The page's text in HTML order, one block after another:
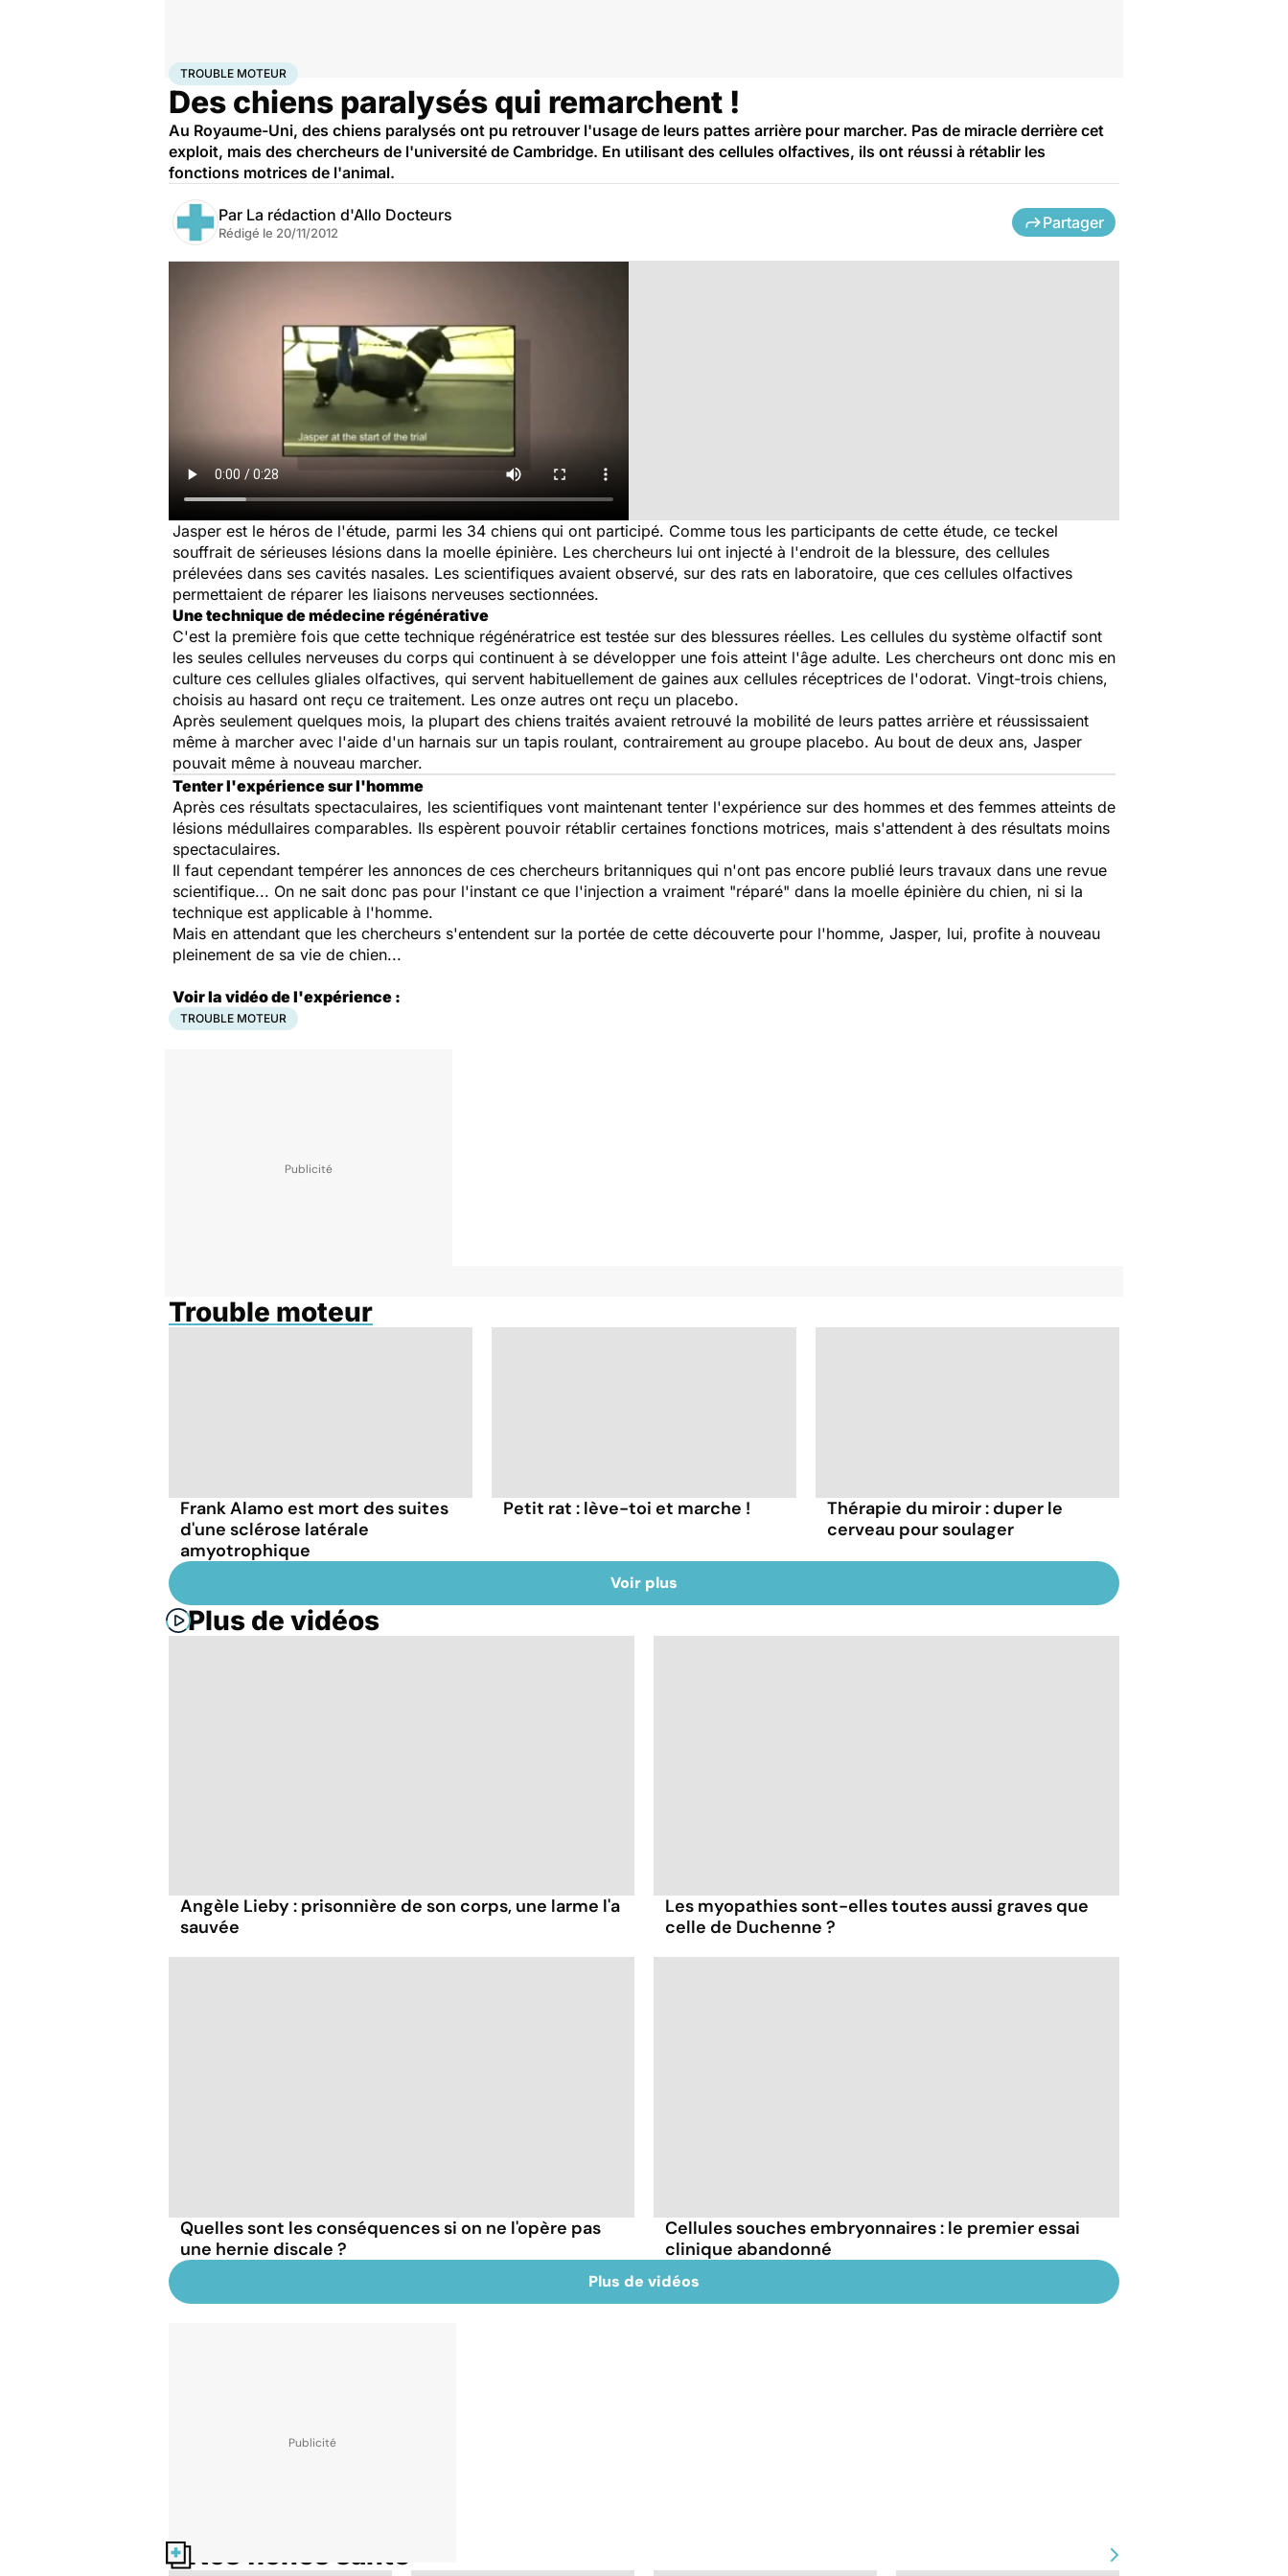
AccueilSantéMaladies Trouble moteur
TROUBLE MOTEUR
Des chiens paralysés qui remarchent !
Au Royaume-Uni, des chiens paralysés ont pu retrouver l'usage de leurs pattes arrière pour marcher. Pas de miracle derrière cet
exploit, mais des chercheurs de l'université de Cambridge. En utilisant des cellules olfactives, ils ont réussi à rétablir les
fonctions motrices de l'animal.
Par La rédaction d'Allo Docteurs
Rédigé le 20/11/2012
Partager
Jasper est le héros de l'étude, parmi les 34 chiens qui ont participé. Comme tous les participants de cette étude, ce teckel
souffrait de sérieuses lésions dans la moelle épinière. Les chercheurs lui ont injecté à l'endroit de la blessure, des cellules
prélevées dans ses cavités nasales. Les scientifiques avaient observé, sur des rats en laboratoire, que ces cellules olfactives
permettaient de réparer les liaisons nerveuses sectionnées.
Une technique de médecine régénérative
C'est la première fois que cette technique régénératrice est testée sur des blessures réelles. Les cellules du système olfactif sont
les seules cellules nerveuses du corps qui continuent à se développer une fois atteint l'âge adulte. Les chercheurs ont donc mis en
culture ces cellules gliales olfactives, qui servent habituellement de gaines aux cellules réceptrices de l'odorat. Vingt-trois chiens,
choisis au hasard ont reçu ce traitement. Les onze autres ont reçu un placebo.
Après seulement quelques mois, la plupart des chiens traités avaient retrouvé la mobilité de leurs pattes arrière et réussissaient
même à marcher avec l'aide d'un harnais sur un tapis roulant, contrairement au groupe placebo. Au bout de deux ans, Jasper
pouvait même à nouveau marcher.
Tenter l'expérience sur l'homme
Après ces résultats spectaculaires, les scientifiques vont maintenant tenter l'expérience sur des hommes et des femmes atteints de
lésions médullaires comparables. Ils espèrent pouvoir rétablir certaines fonctions motrices, mais s'attendent à des résultats moins
spectaculaires.
Il faut cependant tempérer les annonces de ces chercheurs britanniques qui n'ont pas encore publié leurs travaux dans une revue
scientifique... On ne sait donc pas pour l'instant ce que l'injection a vraiment "réparé" dans la moelle épinière du chien, ni si la
technique est applicable à l'homme.
Mais en attendant que les chercheurs s'entendent sur la portée de cette découverte pour l'homme, Jasper, lui, profite à nouveau
pleinement de sa vie de chien...
Voir la vidéo de l'expérience :
TROUBLE MOTEUR
Trouble moteur
Frank Alamo est mort des suites
d'une sclérose latérale
amyotrophique
Petit rat : lève-toi et marche !
Thérapie du miroir : duper le
cerveau pour soulager
Voir plus
Plus de vidéos
Angèle Lieby : prisonnière de son corps, une larme l'a
sauvée
Les myopathies sont-elles toutes aussi graves que
celle de Duchenne ?
Quelles sont les conséquences si on ne l'opère pas
une hernie discale ?
Cellules souches embryonnaires : le premier essai
clinique abandonné
Plus de vidéos
Nos fiches santé